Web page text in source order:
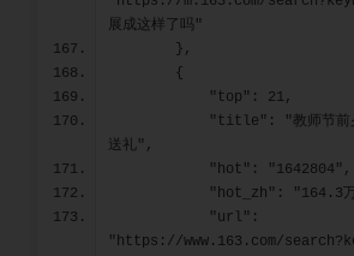
展成这样了吗"
        },
        {
            "top": 21,
送礼",
            "hot": "1642804",
"hot_zh": "164.3
"https://www.163.com/